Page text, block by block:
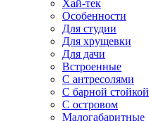
Хай-тек
Особенности
Для студии
Для хрущевки
Для дачи
Встроенные
С антресолями
С барной стойкой
С островом
Малогабаритные